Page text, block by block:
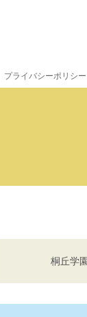
プライバシーポリシー
桐丘学園